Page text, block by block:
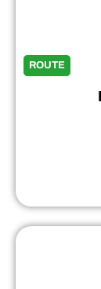
ROUTE